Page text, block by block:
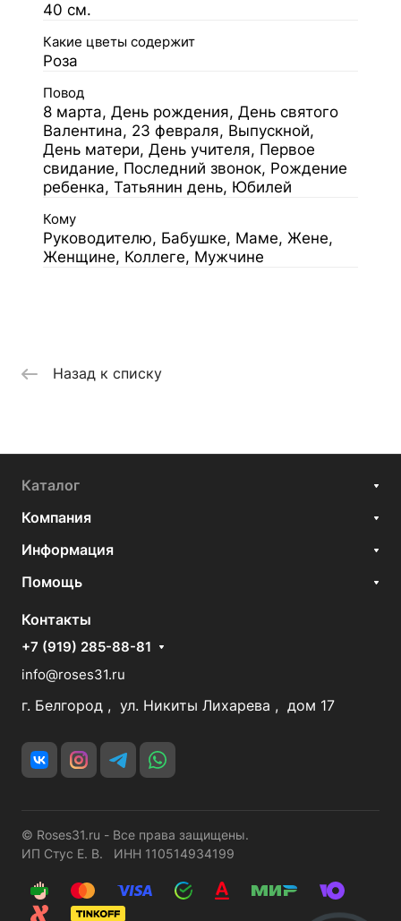
40 см.
Какие цветы содержит
Роза
Повод
8 марта, День рождения, День святого
Валентина, 23 февраля, Выпускной,
День матери, День учителя, Первое
свидание, Последний звонок, Рождение
ребенка, Татьянин день, Юбилей
Кому
Руководителю, Бабушке, Маме, Жене,
Женщине, Коллеге, Мужчине
Назад к списку
Каталог
Компания
Информация
Помощь
Контакты
+7 (919) 285-88-81
info@roses31.ru
г. Белгород , ул. Никиты Лихарева , дом 17
© Roses31.ru - Все права защищены.
ИП Стус Е. В. ИНН 110514934199